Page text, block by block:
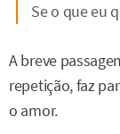
Se o que eu
A breve
repetição, faz
o amor.